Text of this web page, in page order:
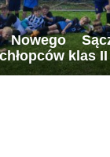
Nowego
klas II